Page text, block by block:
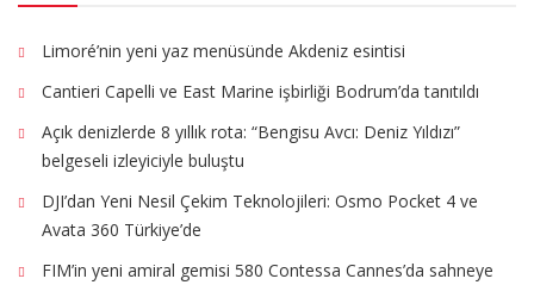
Limoré’nin yeni yaz menüsünde Akdeniz esintisi
Cantieri Capelli ve East Marine işbirliği Bodrum’da tanıtıldı
Açık denizlerde 8 yıllık rota: “Bengisu Avcı: Deniz Yıldızı”
belgeseli izleyiciyle buluştu
DJI’dan Yeni Nesil Çekim Teknolojileri: Osmo Pocket 4 ve
Avata 360 Türkiye’de
FIM’in yeni amiral gemisi 580 Contessa Cannes’da sahneye